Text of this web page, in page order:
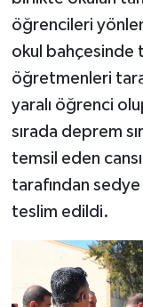
öğrencileri
okul bahçesinde
öğretmenleri
yaralı öğrenci
sırada deprem
temsil eden
tarafından sedye
teslim edildi.